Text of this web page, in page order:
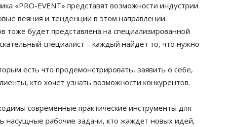
«PRO-EVENT» представят возможности индустрии
веяния и тенденции в этом направлении.
тоже будет представлена на специализированной
специалист – каждый найдет то, что нужно
есть что продемонстрировать, заявить о себе,
кто хочет узнать возможности конкурентов.
современные практические инструменты для
насущные рабочие задачи, кто жаждет новых идей,